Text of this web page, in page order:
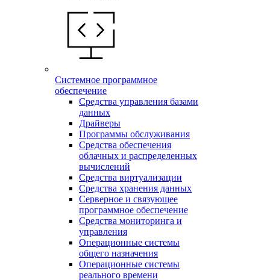
Системное программное
обеспечение
Средства управления базами
данных
Драйверы
Программы обслуживания
Средства обеспечения
облачных и распределенных
вычислений
Средства виртуализации
Средства хранения данных
Серверное и связующее
программное обеспечение
Средства мониторинга и
управления
Операционные системы
общего назначения
Операционные системы
реального времени